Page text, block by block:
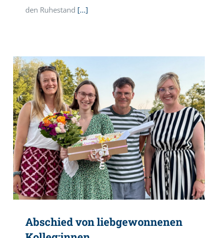
den Ruhestand [...]
Abschied von liebgewonnenen